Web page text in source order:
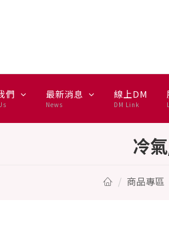
艦共用/6.3kw -
們 最新消息
News
線上DM
DM Link
冷
商品專區